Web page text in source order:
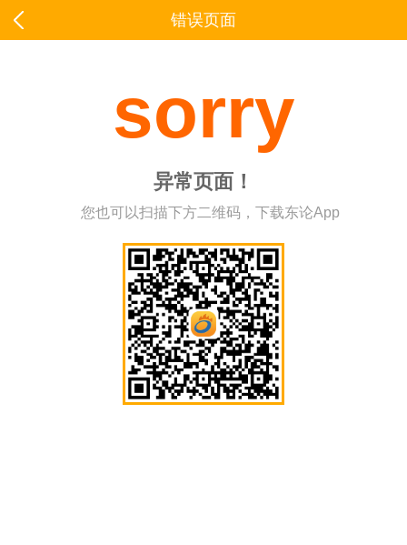
错误页面
sorry
异常页面！
您也可以扫描下方二维码，下载东论App